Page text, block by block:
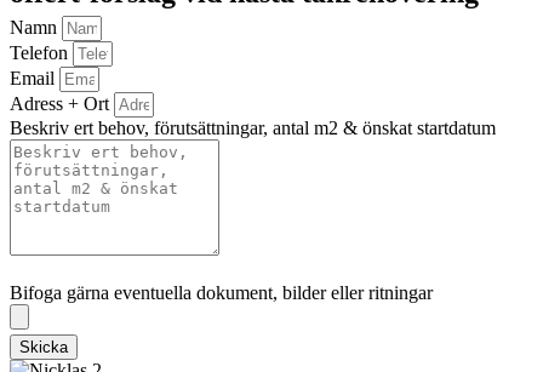
Namn
Telefon
Email
Adress + Ort
Beskriv ert behov, förutsättningar, antal m2 & önskat startdatum
Bifoga gärna eventuella dokument, bilder eller ritningar
Skicka